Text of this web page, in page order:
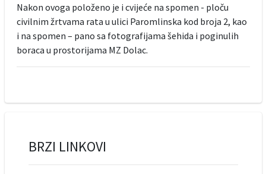
Nakon ovoga položeno je i cvijeće na spomen - ploču
civilnim žrtvama rata u ulici Paromlinska kod broja 2, kao
i na spomen – pano sa fotografijama šehida i poginulih
boraca u prostorijama MZ Dolac.
BRZI LINKOVI